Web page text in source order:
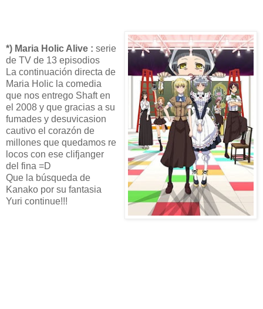
*) Maria Holic Alive : serie
de TV de 13 episodios
La continuación directa de
Maria Holic la comedia
que nos entrego Shaft en
el 2008 y que gracias a su
fumades y desuvicasion
cautivo el corazón de
millones que quedamos re
locos con ese clifjanger
del fina =D
Que la búsqueda de
Kanako por su fantasia
Yuri continue!!!